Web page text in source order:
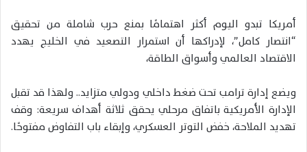
أمريكا تبدو اليوم أكثر اهتمامًا بمنع حرب شاملة من تحقيق
“انتصار كامل”، لإدراكها أن استمرار التصعيد في الخليج يهدد
الاقتصاد العالمي وأسواق الطاقة،
ويضع إدارة ترامب تحت ضغط داخلي ودولي متزايد.. ولهذا قد تقبل
الإدارة الأمريكية باتفاق مرحلي يحقق ثلاثة أهداف سريعة: وقف
تهديد الملاحة، خفض التوتر العسكري، وإبقاء باب التفاوض مفتوحًا.